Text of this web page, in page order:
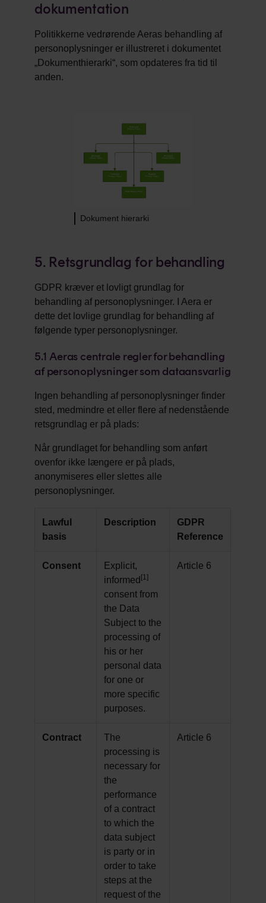
dokumentation
Politikkerne vedrørende Aeras behandling af
personoplysninger er illustreret i dokumentet
„Dokumenthierarki“, som opdateres fra tid til
anden.
Dokument hierarki
5. Retsgrundlag for behandling
GDPR kræver et lovligt grundlag for
behandling af personoplysninger. I Aera er
dette det lovlige grundlag for behandling af
følgende typer personoplysninger.
5.1Aeras centrale regler for behandling
af personoplysninger som dataansvarlig
Ingen behandling af personoplysninger finder
sted, medmindre et eller flere af nedenstående
retsgrundlag er på plads:
Når grundlaget for behandling som anført
ovenfor ikke længere er på plads,
anonymiseres eller slettes alle
personoplysninger.
Lawful
basis
Description
GDPR
Reference
Consent
Explicit,
informed [1]
consent from
the Data
Subject to the
processing of
his or her
personal data
for one or
more specific
purposes.
Article 6
Contract
The
processing is
necessary for
the
performance
of a contract
to which the
data subject
is party or in
order to take
steps at the
request of the
Article 6